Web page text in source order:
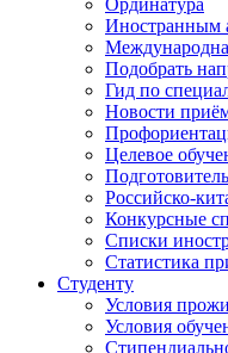
Иностранным
Подобрать
Гид по
Новости
Целевое
Российско-
Конкурсные
Списки
Статистика
Студенту
Условия
Условия